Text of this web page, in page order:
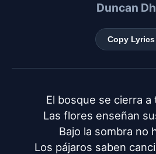
Duncan
Copy Lyrics
El bosque se cierra
Las flores enseñan
Bajo la sombra no
Los pájaros saben